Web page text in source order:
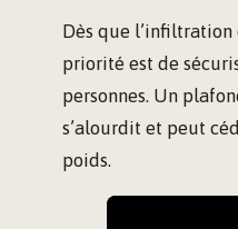
Dès que l’infiltration
priorité est de
personnes. Un
s’alourdit et peut
poids.